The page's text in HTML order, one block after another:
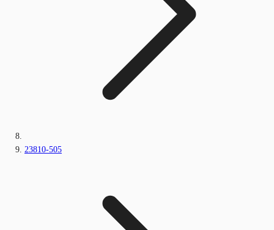
23810-505